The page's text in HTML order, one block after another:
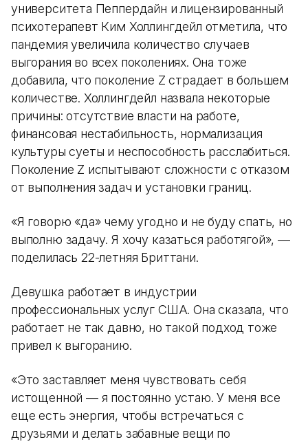
университета Пеппердайн и лицензированный
психотерапевт Ким Холлингдейл отметила, что
пандемия увеличила количество случаев
выгорания во всех поколениях. Она тоже
добавила, что поколение Z страдает в большем
количестве. Холлингдейл назвала некоторые
причины: отсутствие власти на работе,
финансовая нестабильность, нормализация
культуры суеты и неспособность расслабиться.
Поколение Z испытывают сложности с отказом
от выполнения задач и установки границ.
«Я говорю «да» чему угодно и не буду спать, но
выполню задачу. Я хочу казаться работягой», —
поделилась 22-летняя Бриттани.
Девушка работает в индустрии
профессиональных услуг США. Она сказала, что
работает не так давно, но такой подход тоже
привел к выгоранию.
«Это заставляет меня чувствовать себя
истощенной — я постоянно устаю. У меня все
еще есть энергия, чтобы встречаться с
друзьями и делать забавные вещи по